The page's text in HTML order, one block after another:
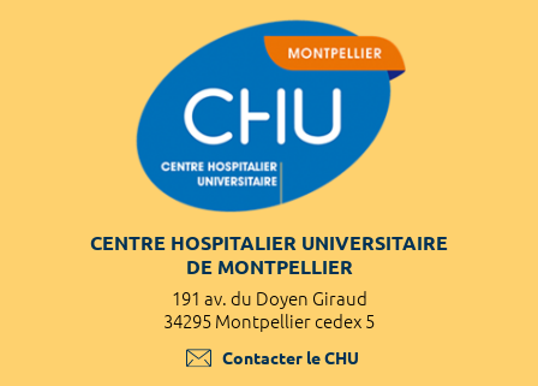
CENTRE HOSPITALIER UNIVERSITAIRE
DE MONTPELLIER
191 av. du Doyen Giraud
34295 Montpellier cedex 5
Contacter le CHU